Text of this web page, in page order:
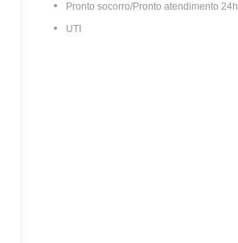
Pronto socorro/Pronto atendimento 24h
UTI